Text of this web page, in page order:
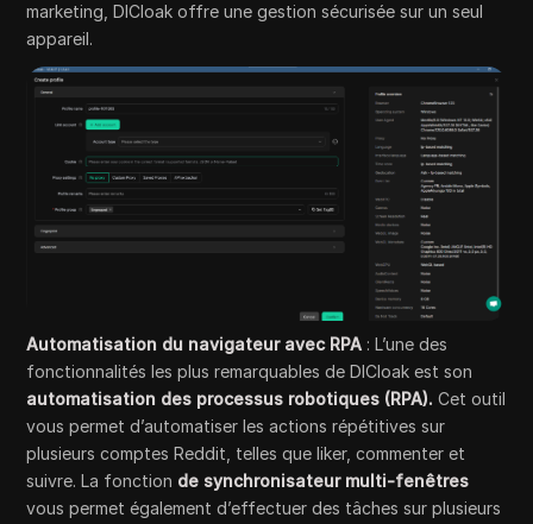
marketing, DICloak offre une gestion sécurisée sur un seul
appareil.
Automatisation du navigateur avec RPA : L’une des
fonctionnalités les plus remarquables de DICloak est son
automatisation des processus robotiques (RPA). Cet outil
vous permet d’automatiser les actions répétitives sur
plusieurs comptes Reddit, telles que liker, commenter et
suivre. La fonction de synchronisateur multi-fenêtres
vous permet également d’effectuer des tâches sur plusieurs